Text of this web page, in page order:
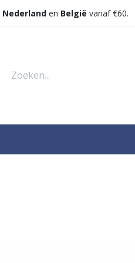
Nederlanden België vanaf €60.